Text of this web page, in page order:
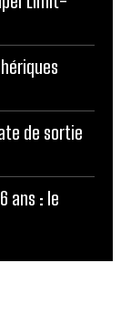
de sortie
ans : le